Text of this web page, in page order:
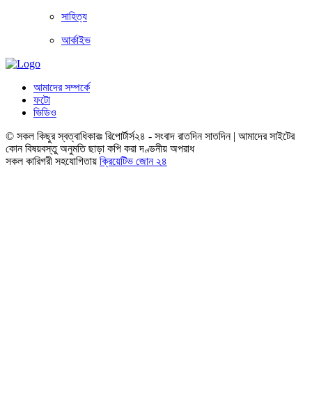
সাহিত্য
আর্কাইভ
আমাদের সম্পর্কে
ফটো
ভিডিও
© সকল কিছুর স্বত্বাধিকারঃ রিপোর্টার্স২৪ - সংবাদ রাতদিন সাতদিন | আমাদের সাইটের
কোন বিষয়বস্তু অনুমতি ছাড়া কপি করা দণ্ডনীয় অপরাধ
সকল কারিগরী সহযোগিতায় ক্রিয়েটিভ জোন ২৪